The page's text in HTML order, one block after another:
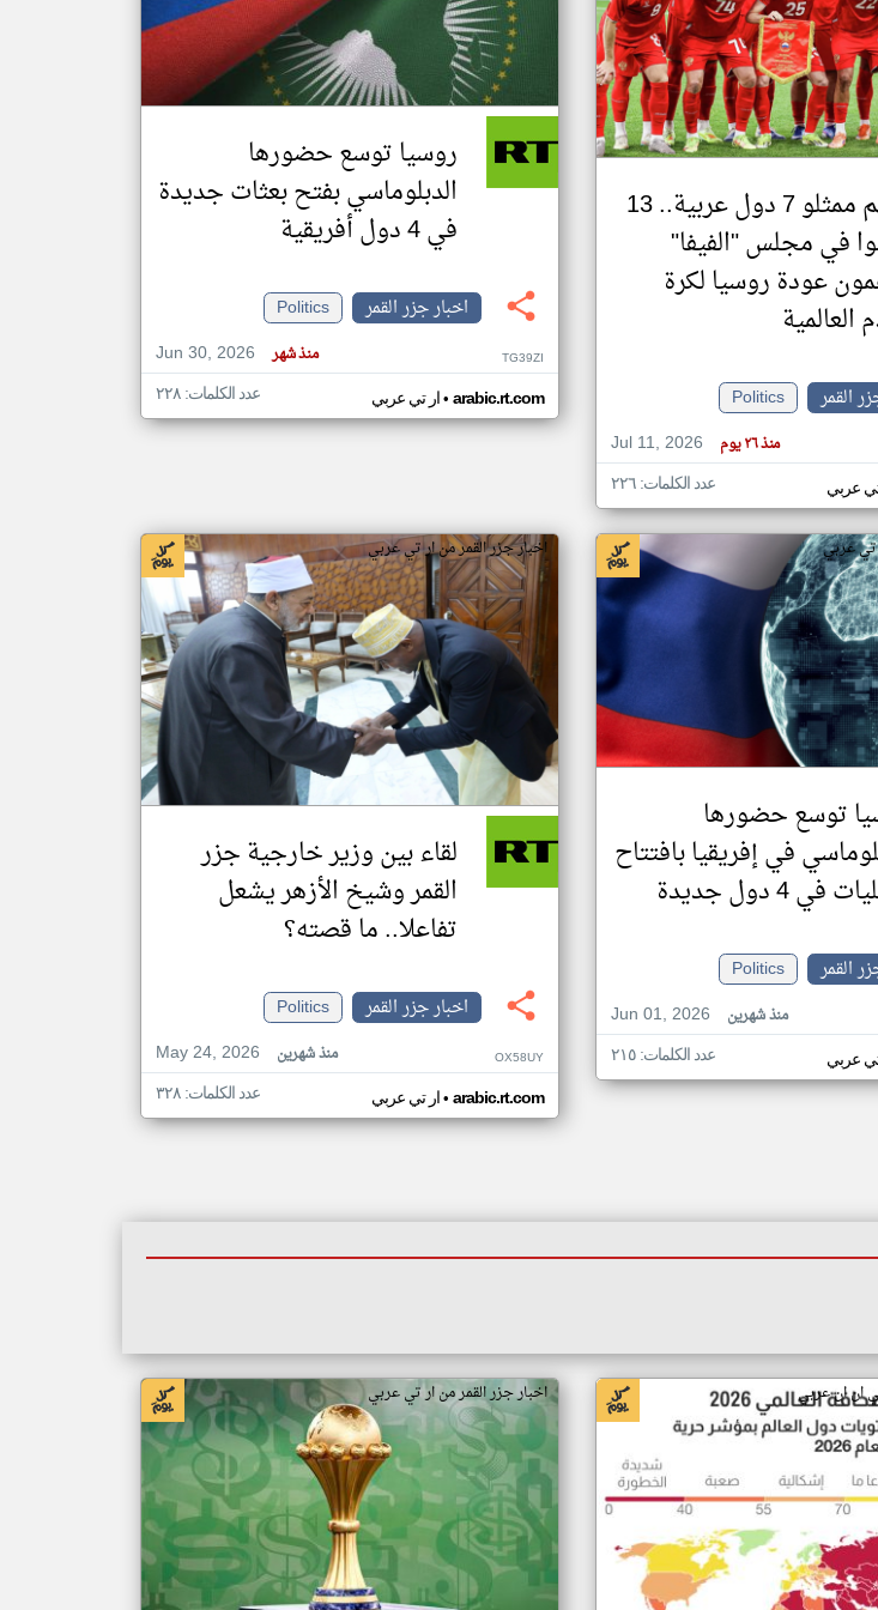
تغيير الدولة
اخبار جزر القمر على مدار الساعة
أهم اخبار جزر القمر العاجلة والمباشرة
بينهم ممثلو 7 دول عربية.. 13
في مجلس "الفيفا"
عودة روسيا لكرة
العالمية
القمر
Politics
Jul 11, 2026
منذ ٢٦ يوم
عربي عدد الكلمات: ٢٢٦
روسيا توسع حضورها
الدبلوماسي بفتح بعثات جديدة
في 4 دول أفريقية
اخبار جزر القمر
Politics
Jun 30, 2026
منذ شهر TG39ZI
ار تي عربي• arabic.rt.com عدد الكلمات: ٢٢٨
تي عربي
توسع حضورها
في إفريقيا بافتتاح
في 4 دول جديدة
القمر
Politics
Jun 01, 2026
منذ شهرين
عربي عدد الكلمات: ٢١٥
اخبار جزر القمر من ار تي عربي
لقاء بين وزير خارجية جزر
القمر وشيخ الأزهر يشعل
تفاعلا.. ما قصته؟
اخبار جزر القمر
Politics
May 24, 2026
منذ شهرين OX58UY
ار تي عربي• arabic.rt.com عدد الكلمات: ٣٢٨
ان ان عربي اخبار جزر القمر من ار تي عربي
klyoum.com